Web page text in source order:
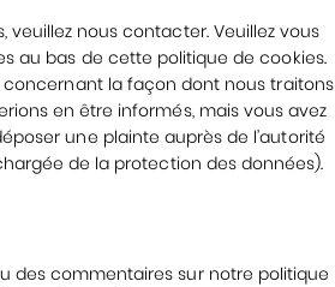
veuillez nous contacter. Veuillez vous
au bas de cette politique de cookies.
concernant la façon dont nous traitons
en être informés, mais vous avez
une plainte auprès de l’autorité
de la protection des données).
des commentaires sur notre politique